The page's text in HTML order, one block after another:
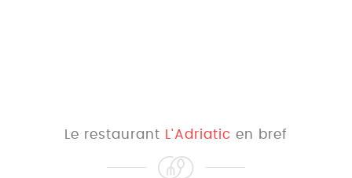
Le restaurant L'Adriatic en bref